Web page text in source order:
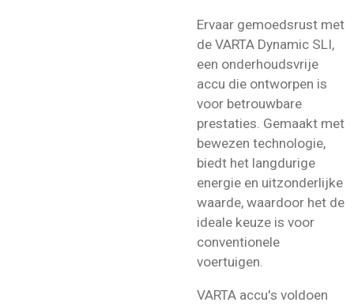
Ervaar gemoedsrust met
de VARTA Dynamic SLI,
een onderhoudsvrije
accu die ontworpen is
voor betrouwbare
prestaties. Gemaakt met
bewezen technologie,
biedt het langdurige
energie en uitzonderlijke
waarde, waardoor het de
ideale keuze is voor
conventionele
voertuigen.
VARTA accu's voldoen